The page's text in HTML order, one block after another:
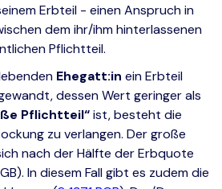
Erbteil - einen Anspruch in
dem ihr/ihm hinterlassenen
Pflichtteil.
Ehegatt:in ein Erbteil
dessen Wert geringer als
Pflichtteil“ist, besteht die
zu verlangen. Der große
nach der Hälfte der Erbquote
In diesem Fall gibt es zudem die